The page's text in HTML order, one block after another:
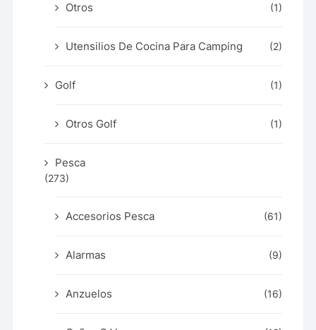
Otros (1)
Utensilios De Cocina Para Camping (2)
Golf (1)
Otros Golf (1)
Pesca
(273)
Accesorios Pesca (61)
Alarmas (9)
Anzuelos (16)